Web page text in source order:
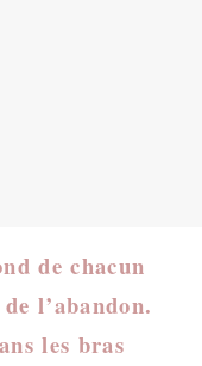
de chacun
l’abandon.
les bras